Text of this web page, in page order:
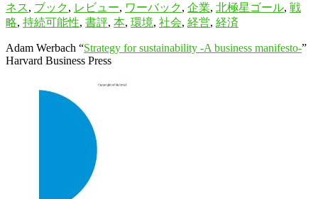
ネス, ブック, レビュー, ワーバック, 企業, 北極星ゴール, 戦
略, 持続可能性, 書評, 本, 環境, 社会, 経営, 経済
Adam Werbach “Strategy for sustainability -A business manifesto-”
Harvard Business Press